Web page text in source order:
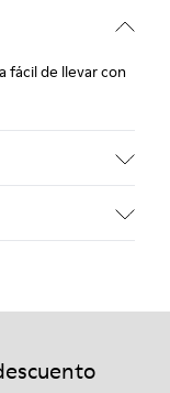
fácil de llevar con
de primera